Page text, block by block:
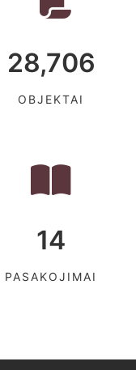
28,706
OBJEKTAI
14
PASAKOJIMAI